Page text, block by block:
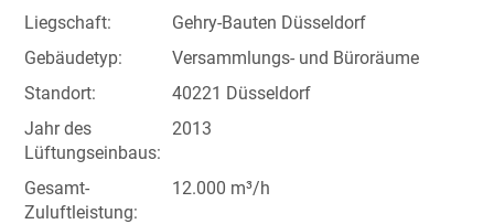
Liegschaft:
Gehry-Bauten Düsseldorf
Gebäudetyp:
Versammlungs- und Büroräume
Standort:
40221 Düsseldorf
Jahr des
Lüftungseinbaus:
2013
Gesamt-
Zuluftleistung:
12.000 m³/h